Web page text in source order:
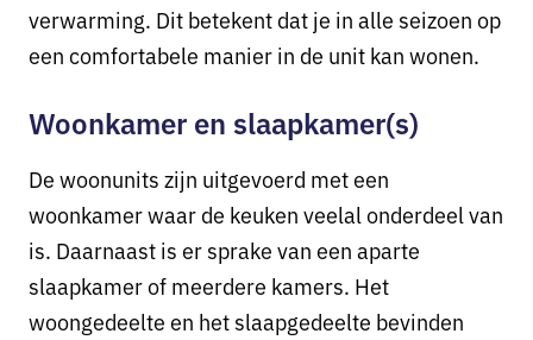
verwarming. Dit betekent dat je in alle seizoen op
een comfortabele manier in de unit kan wonen.
Woonkamer en slaapkamer(s)
De woonunits zijn uitgevoerd met een
woonkamer waar de keuken veelal onderdeel van
is. Daarnaast is er sprake van een aparte
slaapkamer of meerdere kamers. Het
woongedeelte en het slaapgedeelte bevinden